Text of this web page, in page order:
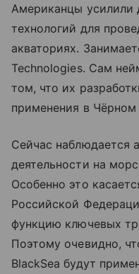
Американцы усилили
технологий для
акваториях.
Technologies. Сам
том, что их
применения в
Сейчас наблюдается
деятельности на
Особенно это
Российской
функцию ключевых
Поэтому очевидно,
BlackSea будут